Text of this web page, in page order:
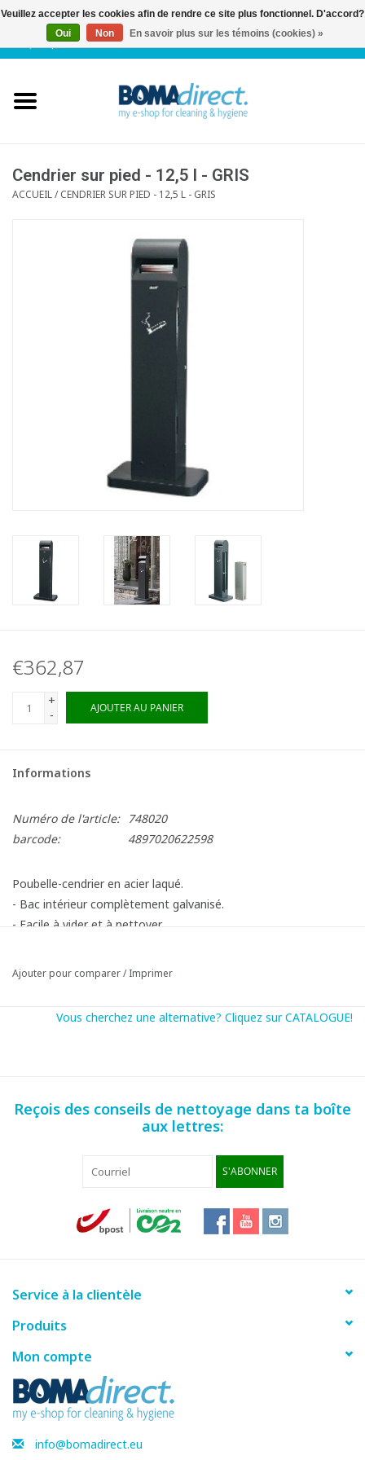
FR| 0 Articles
Service client
Cendrier sur pied - 12,5 l - GRIS
ACCUEIL/CENDRIER SUR PIED - 12,5 L - GRIS
€362,87
+
-
AJOUTER AU PANIER
Informations
Numéro de l'article:
748020
barcode:
4897020622598
Poubelle-cendrier en acier laqué.
- Bac intérieur complètement galvanisé.
- Facile à vider et à nettoyer.
Ajouter pour comparer/Imprimer
Vous cherchez une alternative? Cliquez sur CATALOGUE!
Reçois des conseils de nettoyage dans ta boîte
aux lettres:
S'ABONNER
Service à la clientèle
Produits
Mon compte
info@bomadirect.eu
Veuillez accepter les cookies afin de rendre ce site plus fonctionnel. D'accord?
Oui
Non En savoir plus sur les témoins (cookies) »